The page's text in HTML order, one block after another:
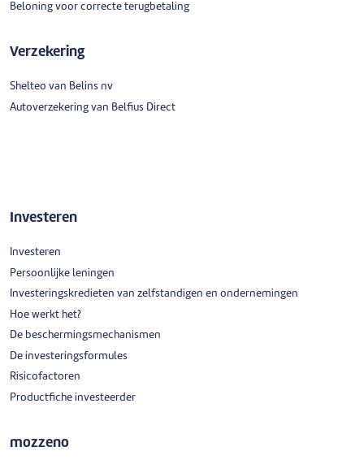
Beloning voor correcte terugbetaling
Verzekering
Shelteo van Belins nv
Autoverzekering van Belfius Direct
Investeren
Investeren
Persoonlijke leningen
Investeringskredieten van zelfstandigen en ondernemingen
Hoe werkt het?
De beschermingsmechanismen
De investeringsformules
Risicofactoren
Productfiche investeerder
mozzeno